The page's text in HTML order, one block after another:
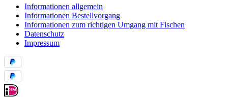
Informationen allgemein
Informationen Bestellvorgang
Informationen zum richtigen Umgang mit Fischen
Datenschutz
Impressum